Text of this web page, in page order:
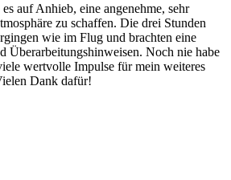
auf Anhieb, eine angenehme, sehr
zu schaffen. Die drei Stunden
wie im Flug und brachten eine
Überarbeitungshinweisen. Noch nie habe
wertvolle Impulse für mein weiteres
Dank dafür!